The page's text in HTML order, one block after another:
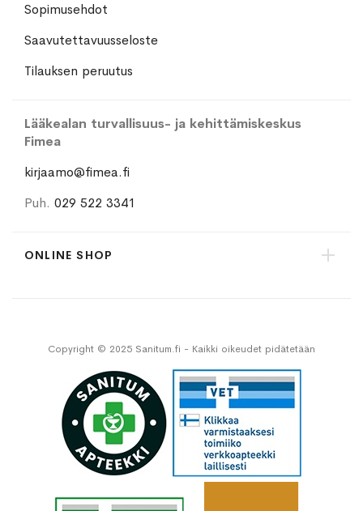
Sopimusehdot
Saavutettavuusseloste
Tilauksen peruutus
Lääkealan turvallisuus- ja kehittämiskeskus
Fimea
kirjaamo@fimea.fi
Puh. 029 522 3341
ONLINE SHOP
Copyright © 2025 Sanitum.fi - Kaikki oikeudet pidätetään